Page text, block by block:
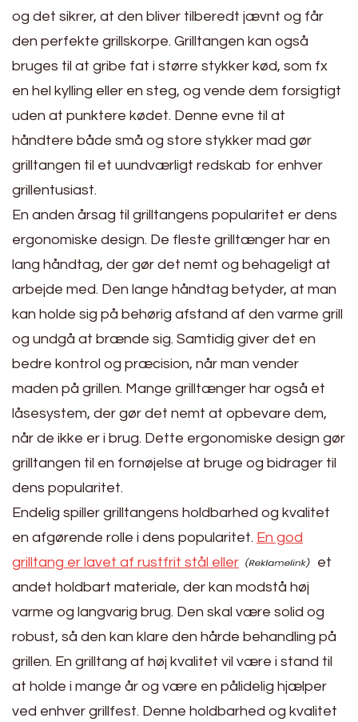
og det sikrer, at den bliver tilberedt jævnt og får
den perfekte grillskorpe. Grilltangen kan også
bruges til at gribe fat i større stykker kød, som fx
en hel kylling eller en steg, og vende dem forsigtigt
uden at punktere kødet. Denne evne til at
håndtere både små og store stykker mad gør
grilltangen til et uundværligt redskab for enhver
grillentusiast.
En anden årsag til grilltangens popularitet er dens
ergonomiske design. De fleste grilltænger har en
lang håndtag, der gør det nemt og behageligt at
arbejde med. Den lange håndtag betyder, at man
kan holde sig på behørig afstand af den varme grill
og undgå at brænde sig. Samtidig giver det en
bedre kontrol og præcision, når man vender
maden på grillen. Mange grilltænger har også et
låsesystem, der gør det nemt at opbevare dem,
når de ikke er i brug. Dette ergonomiske design gør
grilltangen til en fornøjelse at bruge og bidrager til
dens popularitet.
Endelig spiller grilltangens holdbarhed og kvalitet
en afgørende rolle i dens popularitet. En god
grilltang er lavet af rustfrit stål eller
et
andet holdbart materiale, der kan modstå høj
varme og langvarig brug. Den skal være solid og
robust, så den kan klare den hårde behandling på
grillen. En grilltang af høj kvalitet vil være i stand til
at holde i mange år og være en pålidelig hjælper
ved enhver grillfest. Denne holdbarhed og kvalitet